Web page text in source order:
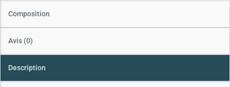
Description
Avis (0)
Composition